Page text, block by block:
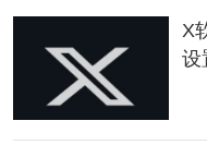
技能特点：荒诞之梦
能造成不低的伤害，
了控制和输出能力，非
X
设